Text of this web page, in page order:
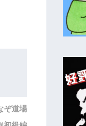
ぞ道場